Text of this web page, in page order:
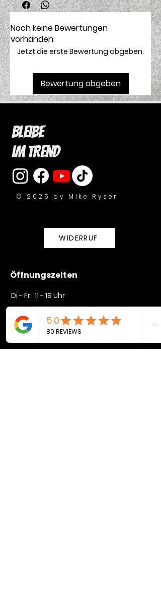
Noch keine Bewertungen
vorhanden
Jetzt die erste Bewertung abgeben.
Bewertung abgeben
Bleibe
im Trend
© 2025 by Mike Ryser
WIDERRUF
Öffnungszeiten
Di - Fr: 11 - 19 Uhr
Sa: 10 - 16 Uhr​​
So + Mo geschlossen